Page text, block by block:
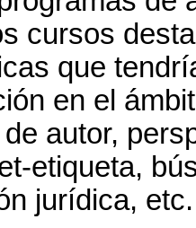
cursos
que
en el
autor,
etiqueta,
jurídica, etc.